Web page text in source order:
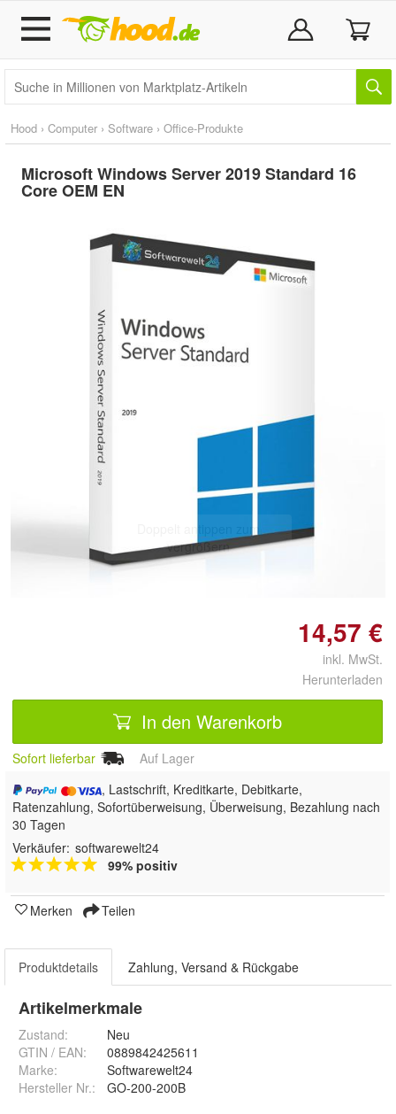
Hood › Computer › Software › Office-Produkte
Microsoft Windows Server 2019 Standard 16
Core OEM EN
vergrößern
14,57 €
inkl. MwSt.
Herunterladen
In den Warenkorb
Sofort lieferbar
Auf Lager
, Lastschrift, Kreditkarte, Debitkarte,
Ratenzahlung, Sofortüberweisung, Überweisung, Bezahlung nach
30 Tagen
Verkäufer: softwarewelt24
99% positiv
Merken Teilen
Produktdetails Zahlung, Versand & Rückgabe
Artikelmerkmale
Zustand:
Neu
GTIN / EAN:
0889842425611
Marke:
Softwarewelt24
Hersteller Nr.:
GO-200-200B